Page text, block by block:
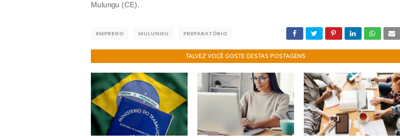
Mulungu (CE).
EMPREGO MULUNGU PREPARATÓRIO
TALVEZ VOCÊ GOSTE DESTAS POSTAGENS